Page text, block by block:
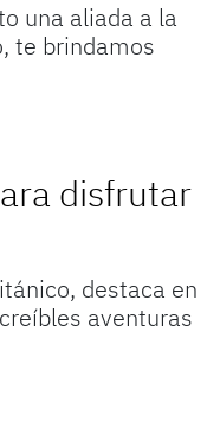
una aliada a la
te brindamos
disfrutar
destaca en
aventuras